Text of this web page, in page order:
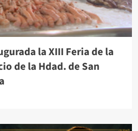
la XIII Feria de la
de la Hdad. de San